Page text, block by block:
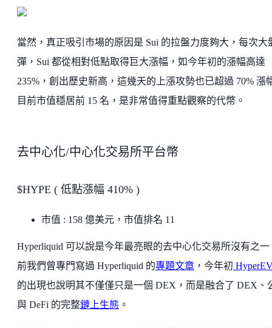
當然，真正吸引市場的原因是 Sui 的拉盤力度夠大，每次大
彈，Sui 都從相對低點取得巨大漲幅，如今年初的漲幅高達
235%，創出歷史新高，這幾天的上漲攻勢也已超過 70% 漲
目前市值穩居前 15 名，是非常值得重點觀察的代幣。
去中心化/中心化交易所平台幣
$HYPE ( 低點漲幅 410% )
市值 : 158 億美元，市值排名 11
Hyperliquid 可以說是今年最亮眼的去中心化交易所沒有之一
前我們曾專門寫過 Hyperliquid 的專題文章 ，今年初
的出現也說明其不僅僅只是一個 DEX，而是融合了 DEX、
與 DeFi 的完整鏈上生態 。